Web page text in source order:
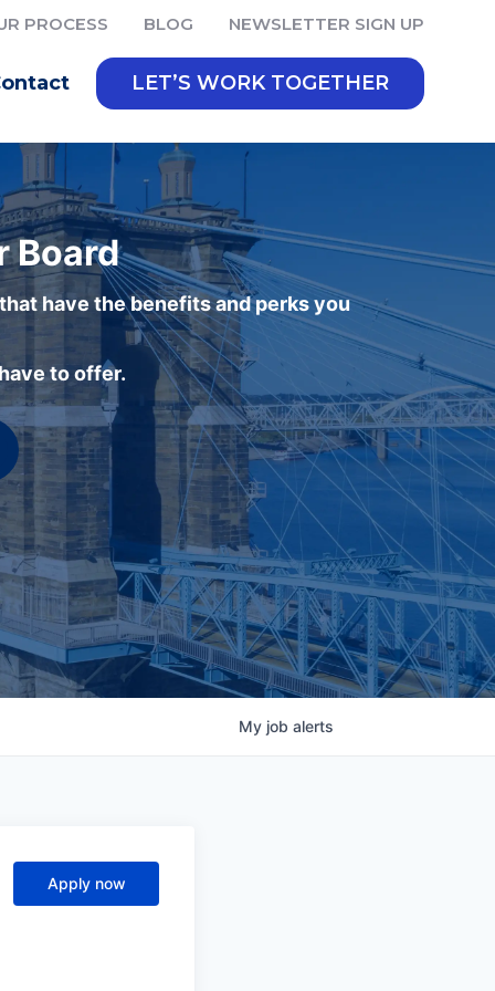
PROCESS BLOG NEWSLETTER SIGN UP
LET’S WORK TOGETHER
Board
have the benefits and perks you
to offer.
My job alerts
Apply now